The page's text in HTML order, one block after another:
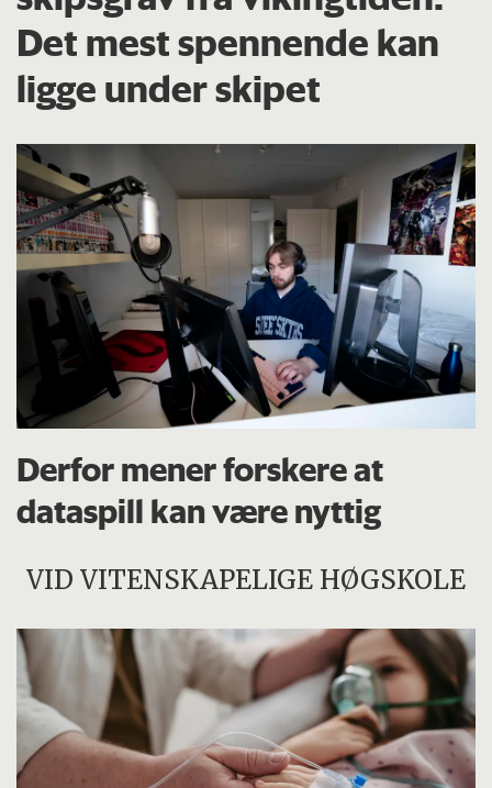
Det mest spennende kan
ligge under skipet
Derfor mener forskere at
dataspill kan være nyttig
VID VITENSKAPELIGE HØGSKOLE